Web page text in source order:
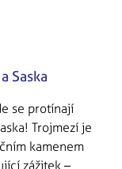
Saska
se protínají
Trojmezí je
kamenem
zážitek –